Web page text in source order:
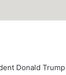
Donald